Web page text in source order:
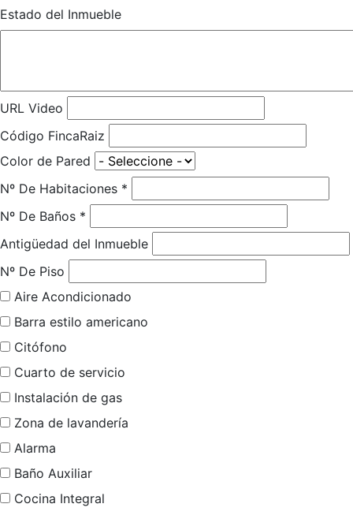
Estado del Inmueble
URL Video
Código FincaRaiz
Color de Pared
Nº De Habitaciones *
Nº De Baños *
Antigüedad del Inmueble
Nº De Piso
Aire Acondicionado
Barra estilo americano
Citófono
Cuarto de servicio
Instalación de gas
Zona de lavandería
Alarma
Baño Auxiliar
Cocina Integral